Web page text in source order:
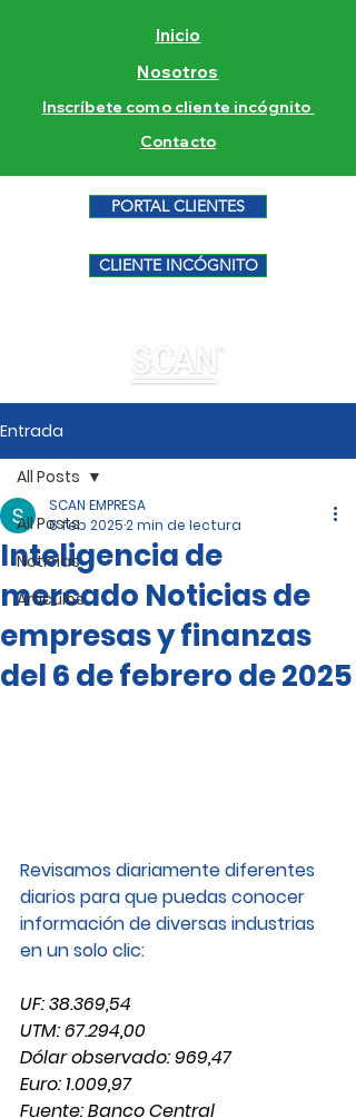
Inicio
Nosotros
Inscríbete como cliente incógnito
Contacto
PORTAL CLIENTES
CLIENTE INCÓGNITO
Entrada
All Posts
Noticias
Artículos
All Posts
Inteligencia de
mercado Noticias de
empresas y finanzas
del 6 de febrero de 2025
SCAN EMPRESA
6 feb 20252 min de lectura
Revisamos diariamente diferentes
diarios para que puedas conocer
información de diversas industrias
en un solo clic:
UF: 38.369,54
UTM: 67.294,00
Dólar observado: 969,47
Euro: 1.009,97
Fuente: Banco Central